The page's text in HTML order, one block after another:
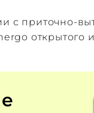
с
открытого